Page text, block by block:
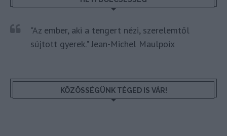
"Az ember, aki a tengert nézi, szerelemtől
sújtott gyerek." Jean-Michel Maulpoix
KÖZÖSSÉGÜNK TÉGED IS VÁR!